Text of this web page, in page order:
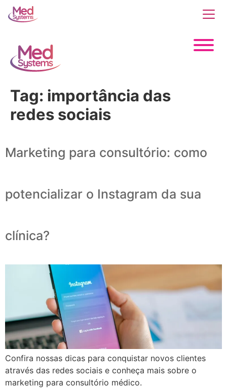
Tag: importância das
redes sociais
Marketing para consultório: como
potencializar o Instagram da sua
clínica?
Confira nossas dicas para conquistar novos clientes
através das redes sociais e conheça mais sobre o
marketing para consultório médico.